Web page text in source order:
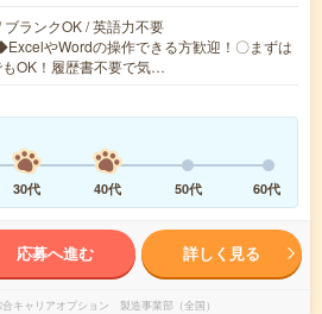
ランクOK / 英語力不要
やWordの操作できる方歓迎！〇まずは
OK！履歴書不要で気…
30代 40代 50代 60代
応募へ進む 詳しく見る
キャリアオプション 製造事業部（全国）